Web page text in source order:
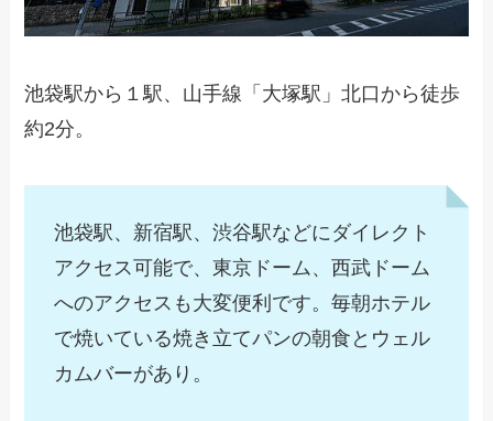
池袋駅から１駅、山手線「大塚駅」北口から徒歩
約2分。
池袋駅、新宿駅、渋谷駅などにダイレクト
アクセス可能で、東京ドーム、西武ドーム
へのアクセスも大変便利です。毎朝ホテル
で焼いている焼き立てパンの朝食とウェル
カムバーがあり。